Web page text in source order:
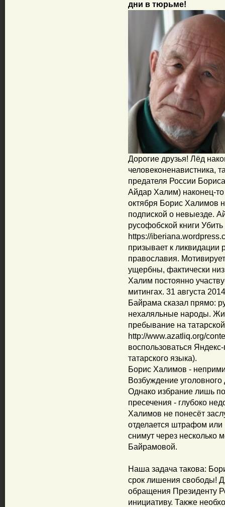
дни в тюрьме!
Дорогие друзья! Лёд
человеконенавистника,
предателя России
Айдар Халим) наконец-
октября Борис Халимов
подпиской о невыезде.
русофобской книги
https://
призывает к ликвидации
православия.
ущербны, фактически
Халим постоянно
митингах. 31 августа
Байрама сказал прямо:
нехаляльные народы.
пребывание на
http://www.azatliq.org/
воспользоваться
татарского языка).
Борис Халимов -
Возбуждение
Однако избрание лишь
пресечения - глубоко
Халимов не понесёт
отделается штрафом или
снимут через несколько
Байрамовой.
Наша задача такова:
срок лишения свободы!
обращения Президенту
инициативу. Также